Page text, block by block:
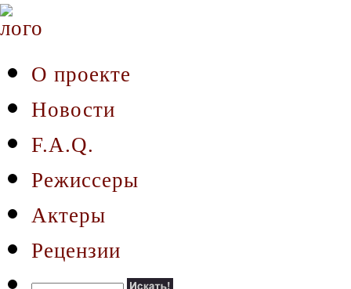
О проекте
Новости
F.A.Q.
Режиссеры
Актеры
Рецензии